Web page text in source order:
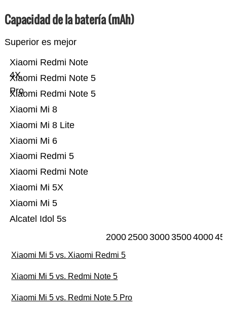
Capacidad de la batería (mAh)
Superior es mejor
Alcatel Idol 5s
Xiaomi Mi 5
Xiaomi Mi 5X
Xiaomi Redmi Note
Xiaomi Redmi 5
Xiaomi Mi 6
Xiaomi Mi 8 Lite
Xiaomi Mi 8
Xiaomi Redmi Note 5
Xiaomi Redmi Note 5
Pro
Xiaomi Redmi Note
4X
20002500300035004000
Xiaomi Mi 5 vs. Xiaomi Redmi 5
Xiaomi Mi 5 vs. Redmi Note 5
Xiaomi Mi 5 vs. Redmi Note 5 Pro